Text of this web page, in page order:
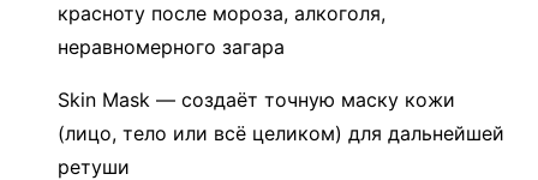
красноту после мороза, алкоголя,
неравномерного загара
Skin Mask — создаёт точную маску кожи
(лицо, тело или всё целиком) для дальнейшей
ретуши